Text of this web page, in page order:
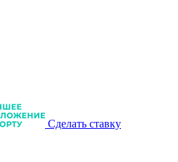
Сделать ставку